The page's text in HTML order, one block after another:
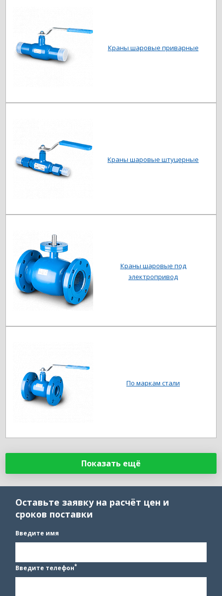
Краны шаровые приварные
Краны шаровые штуцерные
Краны шаровые под
электропривод
По маркам стали
Показать ещё
Оставьте заявку на расчёт цен и
сроков поставки
Введите имя
Введите телефон*